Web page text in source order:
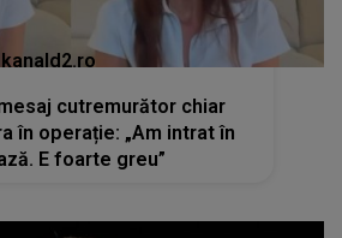
kanald2.ro
cutremurător chiar
în operație: „Am intrat în
E foarte greu”